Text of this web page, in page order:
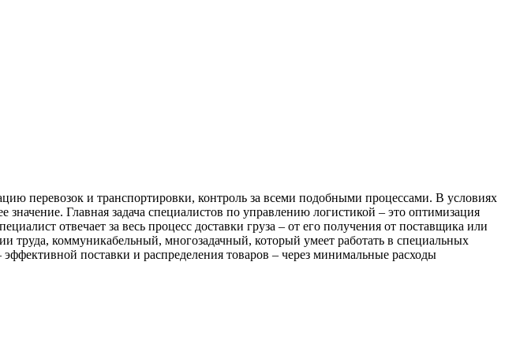
перевозок и транспортировки, контроль за всеми подобными процессами. В условиях
значение. Главная задача специалистов по управлению логистикой – это оптимизация
отвечает за весь процесс доставки груза – от его получения от поставщика или
труда, коммуникабельный, многозадачный, который умеет работать в специальных
поставки и распределения товаров – через минимальные расходы